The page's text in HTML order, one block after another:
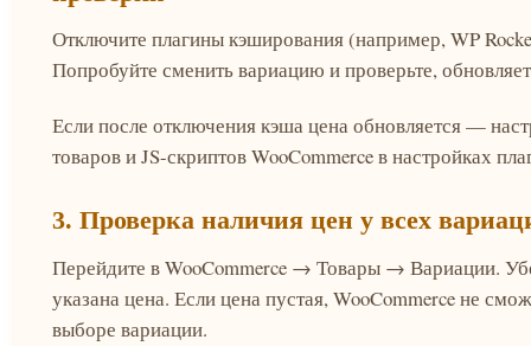
Отключите плагины кэширования (например, WP
Попробуйте сменить вариацию и проверьте,
Если после отключения кэша цена обновляется —
товаров и JS-скриптов WooCommerce в настройках
3. Проверка наличия цен у всех
Перейдите в WooCommerce → Товары → Вариации.
указана цена. Если цена пустая, WooCommerce не
выборе вариации.